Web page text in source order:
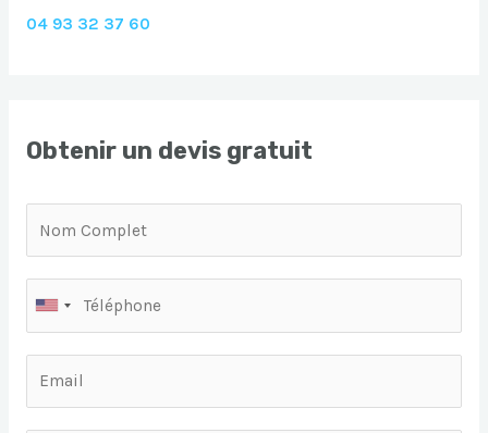
04 93 32 37 60
Obtenir un devis gratuit